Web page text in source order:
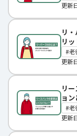
更新
リ
リ
老
更新
リ
ョ
老
更新